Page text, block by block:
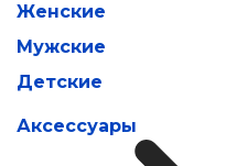
Женские
Мужские
Детские
Аксессуары